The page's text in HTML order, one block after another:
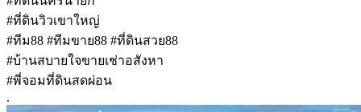
#ที่ดินวิวเขาใหญ่
#ทีม88 #ทีมขาย88 #ที่ดินสวย88
#บ้านสบายใจขายเช่าอสังหา
#พี่จอมที่ดินสดผ่อน
.